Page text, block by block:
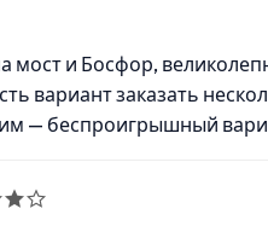
и Босфор,
вариант заказать
— беспроигрышный